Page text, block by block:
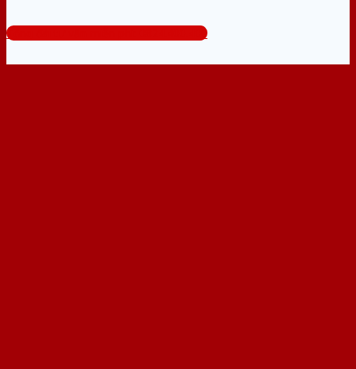
Tổng đài tư vấn miễn phí: 0824.400.400